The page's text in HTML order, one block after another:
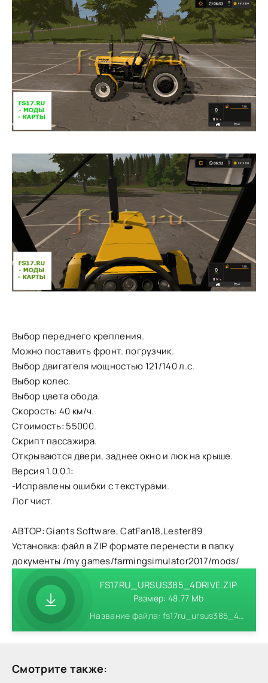
Выбор переднего крепления.
Можно поставить фронт. погрузчик.
Выбор двигателя мощностью 121/140 л.с.
Выбор колес.
Выбор цвета обода.
Скорость: 40 км/ч.
Стоимость: 55000.
Скрипт пассажира.
Открываются двери, заднее окно и люк на крыше.
Версия 1.0.0.1:
-Исправлены ошибки с текстурами.
Лог чист.
АВТОР: Giants Software, CatFan18,Lester89
Установка: файл в ZIP формате перенести в папку
документы /my games/farmingsimulator2017/mods/
FS17RU_URSUS385_4DRIVE.ZIP
Размер: 48.77 Mb
Название файла: fs17ru_ursus385_4drive.zip
Смотрите также: